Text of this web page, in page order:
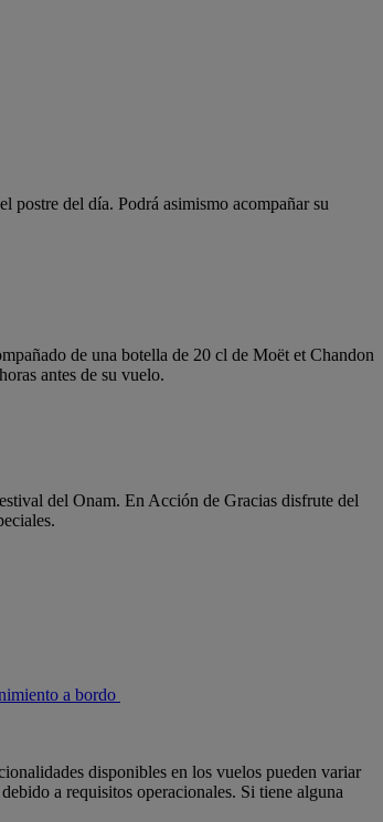
postre del día. Podrá asimismo acompañar su
de una botella de 20 cl de Moët et Chandon
antes de su vuelo.
del Onam. En Acción de Gracias disfrute del
a bordo
disponibles en los vuelos pueden variar
a requisitos operacionales. Si tiene alguna